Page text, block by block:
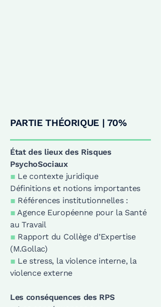
PARTIE THÉORIQUE | 70%
État des lieux des Risques
PsychoSociaux
▪ Le contexte juridique
Définitions et notions importantes
▪ Références institutionnelles :
▪Agence Européenne pour la Santé
au Travail
▪ Rapport du Collège d’Expertise
(M.Gollac)
▪ Le stress, la violence interne, la
violence externe
Les conséquences des RPS